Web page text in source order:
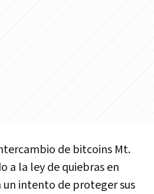
de bitcoins Mt.
a la ley de quiebras en
un intento de proteger sus